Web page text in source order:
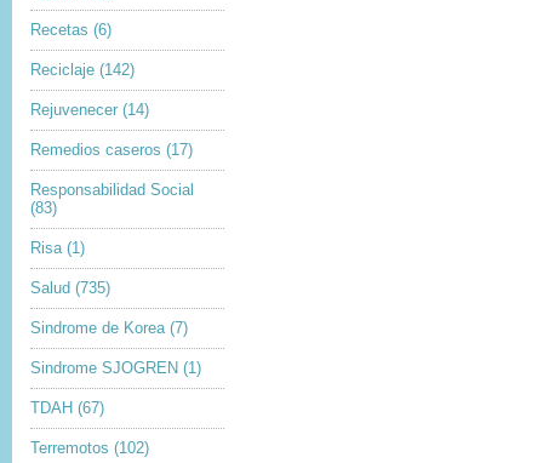
Recetas (6)
Reciclaje (142)
Rejuvenecer (14)
Remedios caseros (17)
Responsabilidad Social
(83)
Risa (1)
Salud (735)
Sindrome de Korea (7)
Sindrome SJOGREN (1)
TDAH (67)
Terremotos (102)